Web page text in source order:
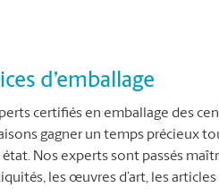
d’emballage
certifiés en emballage des
gagner un temps précieux
Nos experts sont passés
les œuvres d’art, les